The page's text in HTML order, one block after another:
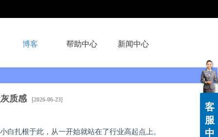
博客 帮助中心 新闻中心
质感 [2026-06-23]
扎根于此，从一开始就站在了行业高起点上。
客
服
中